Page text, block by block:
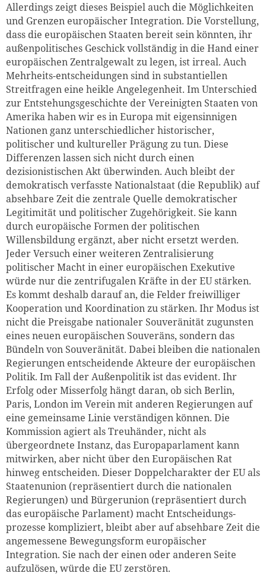
Allerdings zeigt dieses Beispiel auch die Möglichkeiten
und Grenzen europäischer Integration. Die Vorstellung,
dass die europäischen Staaten bereit sein könnten, ihr
außenpolitisches Geschick vollständig in die Hand einer
europäischen Zentralgewalt zu legen, ist irreal. Auch
Mehrheits-entscheidungen sind in substantiellen
Streitfragen eine heikle Angelegenheit. Im Unterschied
zur Entstehungsgeschichte der Vereinigten Staaten von
Amerika haben wir es in Europa mit eigensinnigen
Nationen ganz unterschiedlicher historischer,
politischer und kultureller Prägung zu tun. Diese
Differenzen lassen sich nicht durch einen
dezisionistischen Akt überwinden. Auch bleibt der
demokratisch verfasste Nationalstaat (die Republik) auf
absehbare Zeit die zentrale Quelle demokratischer
Legitimität und politischer Zugehörigkeit. Sie kann
durch europäische Formen der politischen
Willensbildung ergänzt, aber nicht ersetzt werden.
Jeder Versuch einer weiteren Zentralisierung
politischer Macht in einer europäischen Exekutive
würde nur die zentrifugalen Kräfte in der EU stärken.
Es kommt deshalb darauf an, die Felder freiwilliger
Kooperation und Koordination zu stärken. Ihr Modus ist
nicht die Preisgabe nationaler Souveränität zugunsten
eines neuen europäischen Souveräns, sondern das
Bündeln von Souveränität. Dabei bleiben die nationalen
Regierungen entscheidende Akteure der europäischen
Politik. Im Fall der Außenpolitik ist das evident. Ihr
Erfolg oder Misserfolg hängt daran, ob sich Berlin,
Paris, London im Verein mit anderen Regierungen auf
eine gemeinsame Linie verständigen können. Die
Kommission agiert als Treuhänder, nicht als
übergeordnete Instanz, das Europaparlament kann
mitwirken, aber nicht über den Europäischen Rat
hinweg entscheiden. Dieser Doppelcharakter der EU als
Staatenunion (repräsentiert durch die nationalen
Regierungen) und Bürgerunion (repräsentiert durch
das europäische Parlament) macht Entscheidungs-
prozesse kompliziert, bleibt aber auf absehbare Zeit die
angemessene Bewegungsform europäischer
Integration. Sie nach der einen oder anderen Seite
aufzulösen, würde die EU zerstören.